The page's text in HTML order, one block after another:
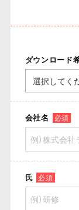
ダウンロード
会社名 必須
氏 必須